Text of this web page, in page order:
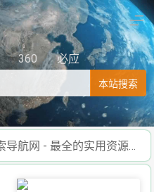
360 必应
本站搜索
搜索导航网 - 最全的实用资源导航网站,您的互联网书签网址 - SS秒收录